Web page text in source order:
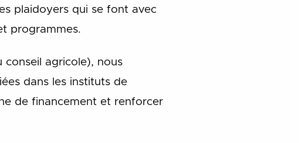
plaidoyers qui se font avec
programmes.
agricole), nous
dans les instituts de
de financement et renforcer